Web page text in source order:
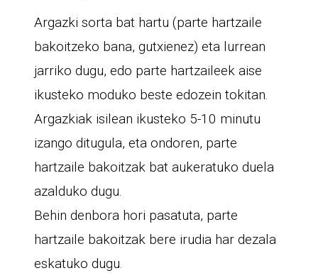
Argazki sorta bat hartu (parte hartzaile
bakoitzeko bana, gutxienez) eta lurrean
jarriko dugu, edo parte hartzaileek aise
ikusteko moduko beste edozein tokitan.
Argazkiak isilean ikusteko 5-10 minutu
izango ditugula, eta ondoren, parte
hartzaile bakoitzak bat aukeratuko duela
azalduko dugu.
Behin denbora hori pasatuta, parte
hartzaile bakoitzak bere irudia har dezala
eskatuko dugu.